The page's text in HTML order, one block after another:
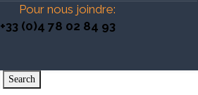
Pour nous joindre:
+33 (0)4 78 02 84 93